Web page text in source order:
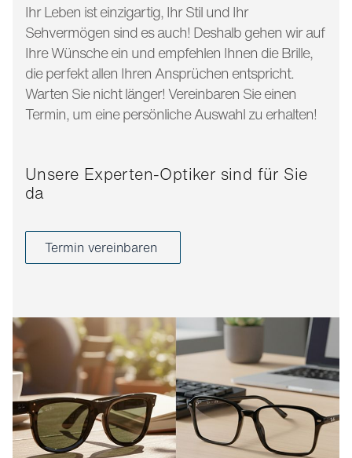
Ihr Leben ist einzigartig, Ihr Stil und Ihr
Sehvermögen sind es auch! Deshalb gehen wir auf
Ihre Wünsche ein und empfehlen Ihnen die Brille,
die perfekt allen Ihren Ansprüchen entspricht.
Warten Sie nicht länger! Vereinbaren Sie einen
Termin, um eine persönliche Auswahl zu erhalten!
Unsere Experten-Optiker sind für Sie
da
Termin vereinbaren